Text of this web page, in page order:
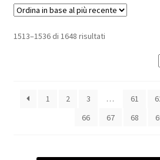
Il mio account
1513–1536 di 1648 risultati
1 2 3 … 61
66
67 68